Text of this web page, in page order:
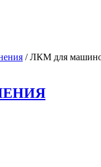
/ЛКМ для